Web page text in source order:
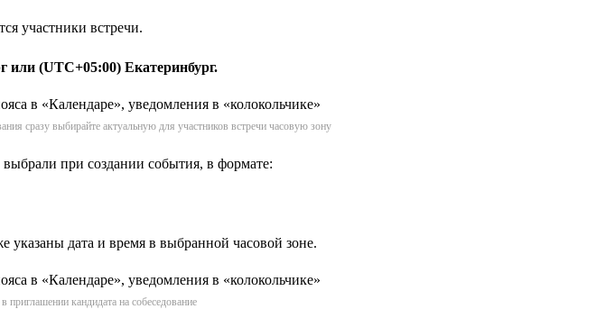
участники встречи.
или (UTC+05:00) Екатеринбург.
сразу выбирайте актуальную для участников встречи часовую зону
при создании события, в формате:
указаны дата и время в выбранной часовой зоне.
кандидата на собеседование